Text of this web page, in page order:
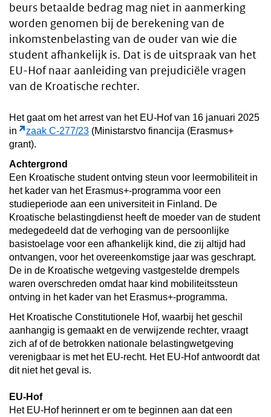
beurs betaalde bedrag mag niet in aanmerking
worden genomen bij de berekening van de
inkomstenbelasting van de ouder van wie die
student afhankelijk is. Dat is de uitspraak van het
EU-Hof naar aanleiding van prejudiciële vragen
van de Kroatische rechter.
Het gaat om het arrest van het EU-Hof van 16 januari 2025
in
zaak C-277/23 (Ministarstvo financija (Erasmus+
grant).
Achtergrond
Een Kroatische student ontving steun voor leermobiliteit in
het kader van het Erasmus+-programma voor een
studieperiode aan een universiteit in Finland. De
Kroatische belastingdienst heeft de moeder van de student
medegedeeld dat de verhoging van de persoonlijke
basistoelage voor een afhankelijk kind, die zij altijd had
ontvangen, voor het overeenkomstige jaar was geschrapt.
De in de Kroatische wetgeving vastgestelde drempels
waren overschreden omdat haar kind mobiliteitssteun
ontving in het kader van het Erasmus+-programma.
Het Kroatische Constitutionele Hof, waarbij het geschil
aanhangig is gemaakt en de verwijzende rechter, vraagt
zich af of de betrokken nationale belastingwetgeving
verenigbaar is met het EU-recht. Het EU-Hof antwoordt dat
dit niet het geval is.
EU-Hof
Het EU-Hof herinnert er om te beginnen aan dat een